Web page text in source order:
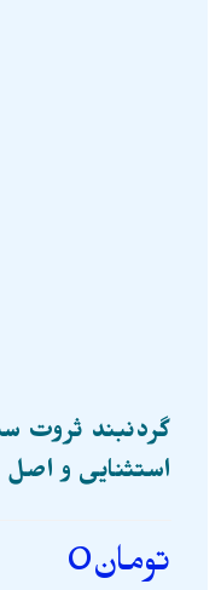
گردنبند ثروت
استثنایی و اصل A1114
تومان0